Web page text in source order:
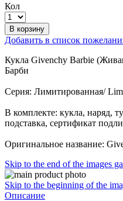
Кол
В корзину
Добавить в список
Кукла Givenchy Barbie
Барби
Серия: Лимитированная/
В комплекте: кукла, наряд,
подставка, сертификат
Оригинальное название:
Skip to the end of the images
Skip to the beginning of the
Описание